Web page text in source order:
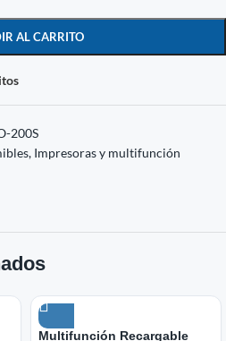
AL CARRITO
200S
, Impresoras y multifunción
Multifunción Recargable